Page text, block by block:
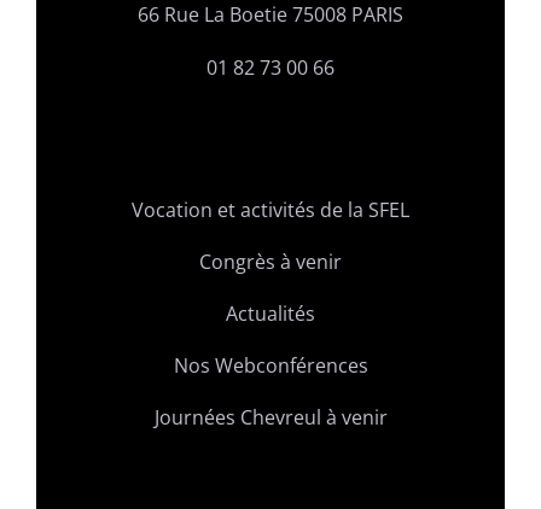
66 Rue La Boetie 75008 PARIS
01 82 73 00 66
Vocation et activités de la SFEL
Congrès à venir
Actualités
Nos Webconférences
Journées Chevreul à venir